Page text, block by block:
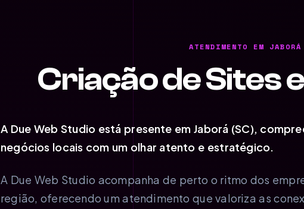
ATENDIMENTO EM JABORÁ
Criação de Sites
A Due Web Studio está presente em Jaborá (SC),
negócios locais com um olhar atento e estratégico.
A Due Web Studio acompanha de perto o ritmo dos
região, oferecendo um atendimento que valoriza as